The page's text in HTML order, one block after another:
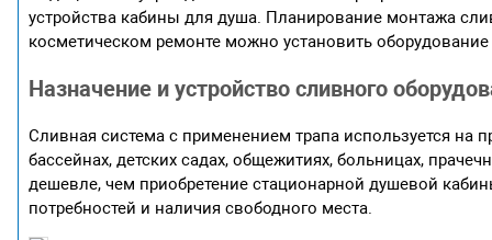
устройства кабины для душа. Планирование монтажа
косметическом ремонте можно установить
Назначение и устройство сливного
Сливная система с применением трапа используется
бассейнах, детских садах, общежитиях, больницах,
дешевле, чем приобретение стационарной душевой
потребностей и наличия свободного места.